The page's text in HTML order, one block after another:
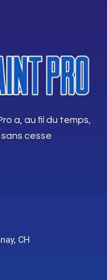
a, au fil du temps,
cesse
CH